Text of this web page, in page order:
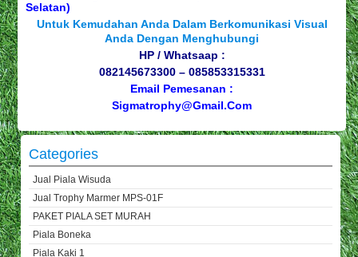
Selatan)
Untuk Kemudahan Anda Dalam Berkomunikasi Visual
Anda Dengan Menghubungi
HP / Whatsaap :
082145673300 – 085853315331
Email Pemesanan :
Sigmatrophy@gmail.com
Categories
Jual Piala Wisuda
Jual Trophy Marmer MPS-01F
PAKET PIALA SET MURAH
Piala Boneka
Piala Kaki 1